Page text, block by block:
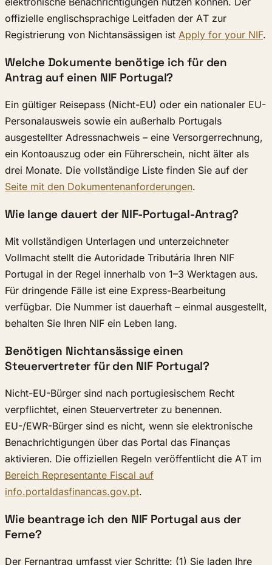
offizielle englischsprachige Leitfaden der AT zur
Registrierung von Nichtansässigen ist Apply for your NIF.
Welche Dokumente benötige ich für den
Antrag auf einen NIF Portugal?
Ein gültiger Reisepass (Nicht-EU) oder ein nationaler EU-
Personalausweis sowie ein außerhalb Portugals
ausgestellter Adressnachweis – eine Versorgerrechnung,
ein Kontoauszug oder ein Führerschein, nicht älter als
drei Monate. Die vollständige Liste finden Sie auf der
Seite mit den Dokumentenanforderungen.
Wie lange dauert der NIF-Portugal-Antrag?
Mit vollständigen Unterlagen und unterzeichneter
Vollmacht stellt die Autoridade Tributária Ihren NIF
Portugal in der Regel innerhalb von 1–3 Werktagen aus.
Für dringende Fälle ist eine Express-Bearbeitung
verfügbar. Die Nummer ist dauerhaft – einmal ausgestellt,
behalten Sie Ihren NIF ein Leben lang.
Benötigen Nichtansässige einen
Steuervertreter für den NIF Portugal?
Nicht-EU-Bürger sind nach portugiesischem Recht
verpflichtet, einen Steuervertreter zu benennen.
EU-/EWR-Bürger sind es nicht, wenn sie elektronische
Benachrichtigungen über das Portal das Finanças
aktivieren. Die offiziellen Regeln veröffentlicht die AT im
Bereich Representante Fiscal auf
info.portaldasfinancas.gov.pt.
Wie beantrage ich den NIF Portugal aus der
Ferne?
Der Fernantrag umfasst vier Schritte: (1) Sie laden Ihre